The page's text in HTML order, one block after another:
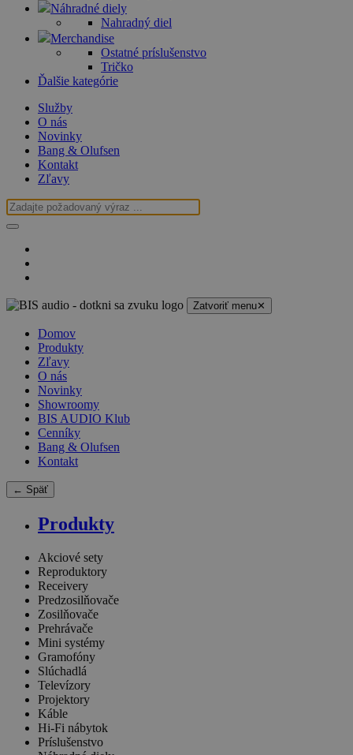
Náhradné diely
Nahradný diel
Merchandise
Ostatné príslušenstvo
Tričko
Ďalšie kategórie
Služby
O nás
Novinky
Bang & Olufsen
Kontakt
Zľavy
Zatvoriť menu✕
Domov
Produkty
Zľavy
O nás
Novinky
Showroomy
BIS AUDIO Klub
Cenníky
Bang & Olufsen
Kontakt
← Späť
Produkty
Akciové sety
Reproduktory
Receivery
Predzosilňovače
Zosilňovače
Prehrávače
Mini systémy
Gramofóny
Slúchadlá
Televízory
Projektory
Káble
Hi-Fi nábytok
Príslušenstvo